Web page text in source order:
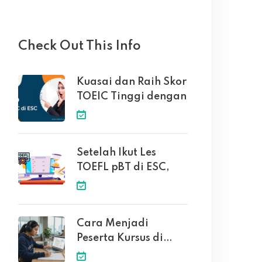
Check Out This Info
Kuasai dan Raih Skor
TOEIC Tinggi dengan
Setelah Ikut Les
TOEFL pBT di ESC,
Cara Menjadi
Peserta Kursus di
English Solution